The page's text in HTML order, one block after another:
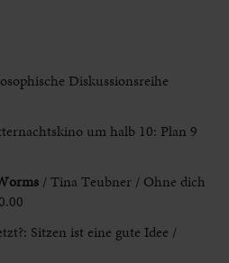
Diskussionsreihe
um halb 10: Plan 9
/ Tina Teubner / Ohne dich
Sitzen ist eine gute Idee /